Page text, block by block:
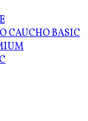
CAUCHO BASIC